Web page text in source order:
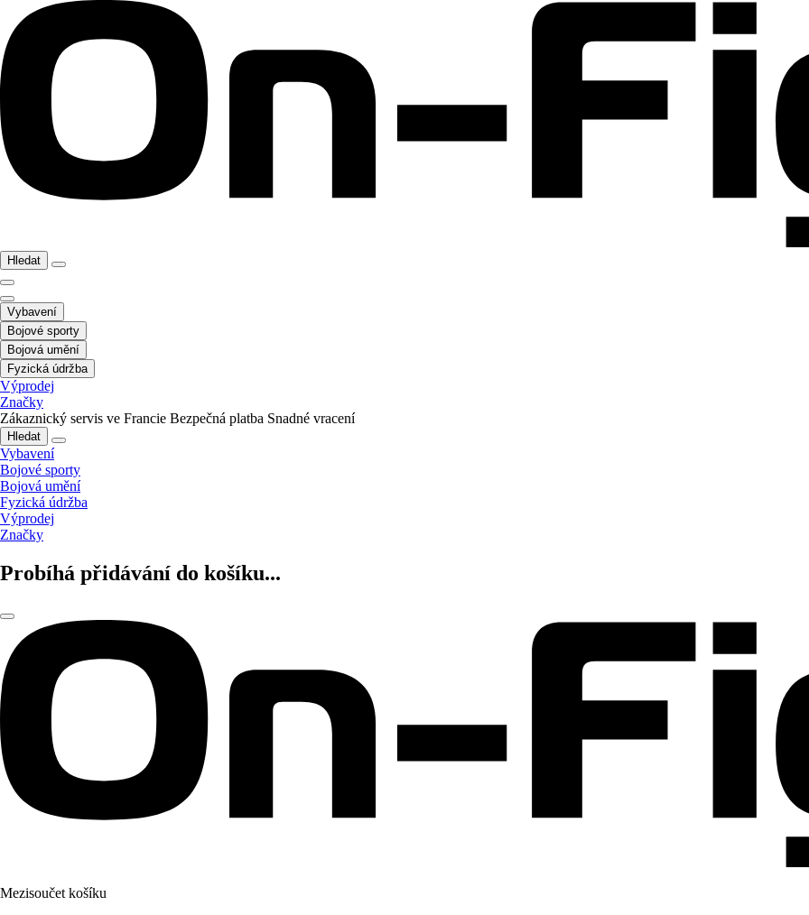
Hledat
Vybavení
Bojové sporty
Bojová umění
Fyzická údržba
Výprodej
Značky
Zákaznický servis ve Francie Bezpečná platba Snadné vracení
Hledat
Vybavení
Bojové sporty
Bojová umění
Fyzická údržba
Výprodej
Značky
Probíhá přidávání do košíku...
Mezisoučet košíku